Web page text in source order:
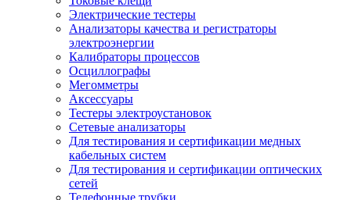
Электрические тестеры
Анализаторы качества и регистраторы
электроэнергии
Калибраторы процессов
Осциллографы
Мегомметры
Аксессуары
Тестеры электроустановок
Сетевые анализаторы
Для тестирования и сертификации медных
кабельных систем
Для тестирования и сертификации оптических
сетей
Телефонные трубки